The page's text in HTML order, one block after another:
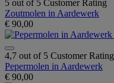
5 out of 5 Customer Rating
Zoutmolen in Aardewerk
€ 90,00
4,7 out of 5 Customer Rating
Pepermolen in Aardewerk
€ 90,00